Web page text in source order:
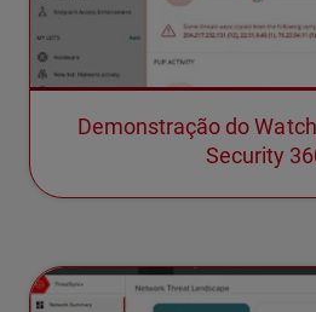
Demonstração do
Security